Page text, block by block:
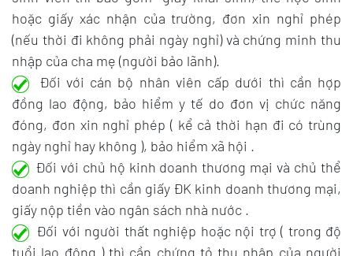
hoặc giấy xác nhận của trường, đơn xin nghỉ phép
(nếu thời đi không phải ngày nghỉ) và chứng minh thu
nhập của cha mẹ (người bảo lãnh).
Đối với cán bộ nhân viên cấp dưới thì cần hợp
đồng lao động, bảo hiểm y tế do đơn vị chức năng
đóng, đơn xin nghỉ phép ( kể cả thời hạn đi có trùng
ngày nghỉ hay không ), bảo hiểm xã hội .
Đối với chủ hộ kinh doanh thương mại và chủ thể
doanh nghiệp thì cần giấy ĐK kinh doanh thương mại,
giấy nộp tiền vào ngân sách nhà nước .
Đối với người thất nghiệp hoặc nội trợ ( trong độ
tuổi lao động ) thì cần chứng tỏ thu nhập của người